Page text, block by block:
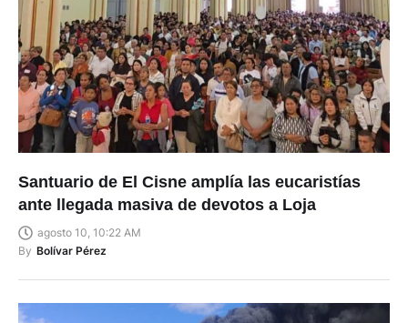
Santuario de El Cisne amplía las eucaristías
ante llegada masiva de devotos a Loja
agosto 10, 10:22 AM
By Bolívar Pérez